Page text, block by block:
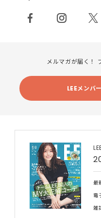
メルマガが届く！
LEEメンバ
最
電
雑